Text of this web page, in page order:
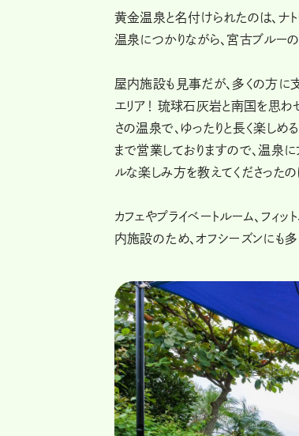
黄金温泉と名付けられたのは、ナ
温泉につかりながら、宮古ブルー
屋内施設も見事だが、多くの方に
エリア！ 琉球石灰岩と南国を思
さの温泉で、ゆったりと長く楽しめ
まで営業しておりますので、温泉
ルな楽しみ方を教えてくださった
カフェやプライベートルーム、フ
内施設のため、オフシーズンにも多